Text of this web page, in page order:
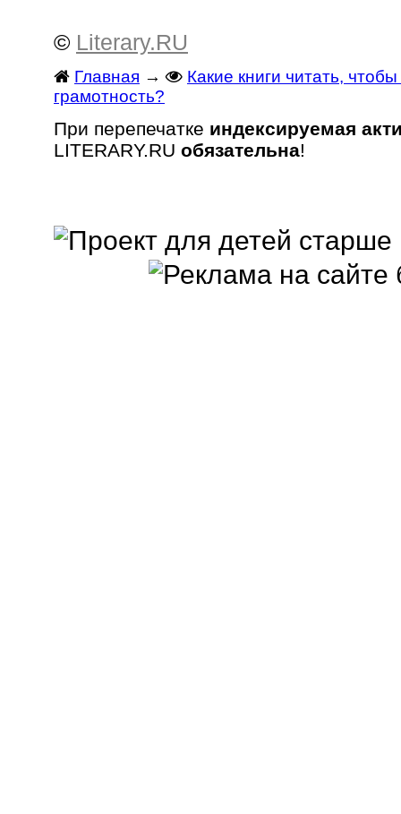
© Literary.RU
Главная →
Какие книги читать,
грамотность?
При перепечатке индексируемая
LITERARY.RU обязательна!